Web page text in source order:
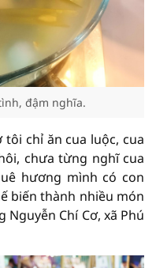
đậm nghĩa.
chỉ ăn cua luộc, cua
chưa từng nghĩ cua
hương mình có con
biến thành nhiều món
Chí Cơ, xã Phú